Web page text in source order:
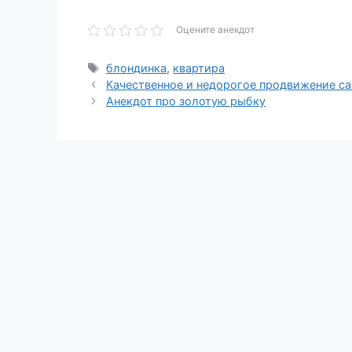
Оцените анекдот
Метки
блондинка, квартира
Качественное и недорогое продвижение
Анекдот про золотую рыбку